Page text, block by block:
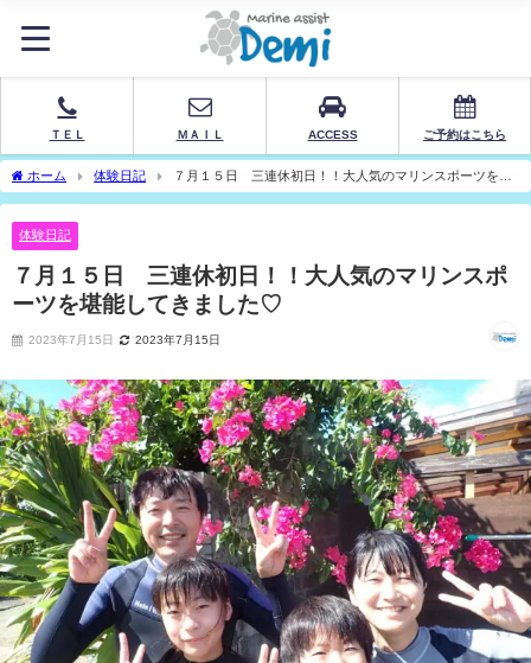
ＴＥＬ ＭＡＩＬ ACCESS ご予約はこちら
ホーム 体験日記
７月１５日 三連休初日！！大人気のマリンスポーツを堪
能してきました♡
体験日記
７月１５日 三連休初日！！大人気のマリンスポ
ーツを堪能してきました♡
2023年7月15日 2023年7月15日